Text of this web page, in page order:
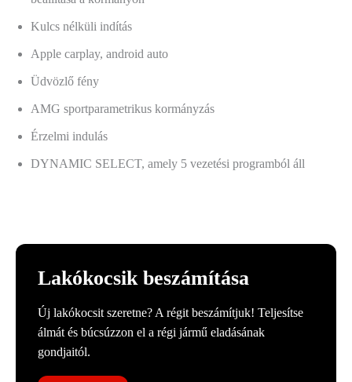
Kulcs nélküli indítás
Apple carplay, android auto
Üdvözlő fény
AMG sportparametrikus kormányzás
Érzelmi indulás
DYNAMIC SELECT, amely 5 vezetési programból áll
Lakókocsik beszámítása
Új lakókocsit szeretne? A régit beszámítjuk! Teljesítse
álmát és búcsúzzon el a régi jármű eladásának
gondjaitól.